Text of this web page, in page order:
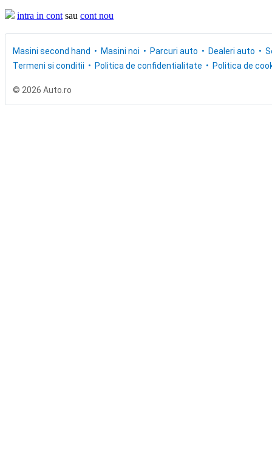
intra in cont sau cont nou
Masini second hand Masini noi Parcuri auto Dealeri auto
Termeni si conditii
Politica de confidentialitate Politica de
© 2026 Auto.ro